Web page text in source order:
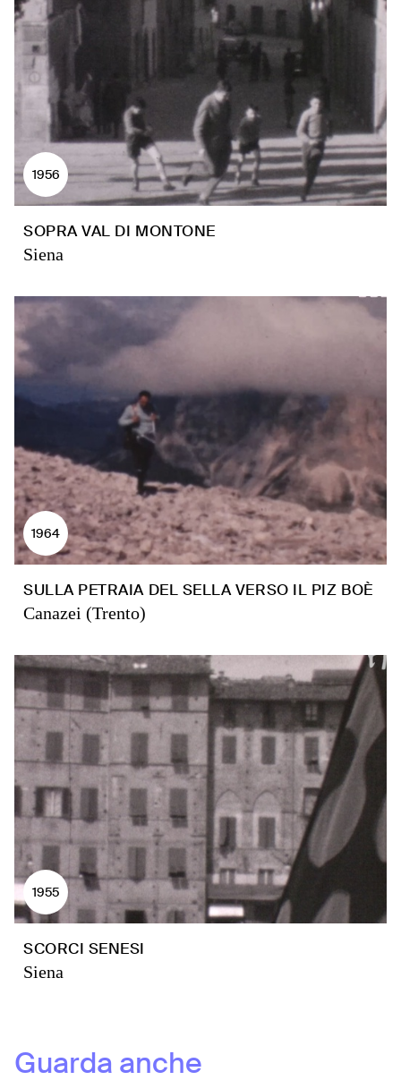
1956
SOPRA VAL DI MONTONE
Siena
1964
SULLA PETRAIA DEL SELLA VERSO IL PIZ BOÈ
Canazei (Trento)
1955
SCORCI SENESI
Siena
Guarda anche